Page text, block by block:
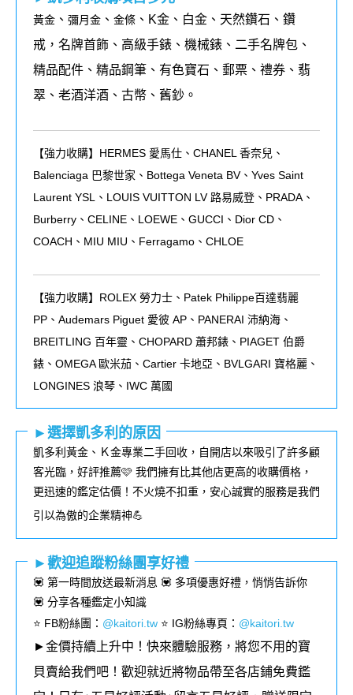
黃金 、 彌月金 、 金條 、K金、白金、天然鑽石、鑽
戒，名牌首飾、高級手錶、機械錶、二手名牌包、
精品配件、精品鋼筆、有色寶石、郵票、禮券、翡
翠、老酒洋酒、古幣、舊鈔。
【強力收購】HERMES 愛馬仕、CHANEL 香奈兒、
Balenciaga 巴黎世家、Bottega Veneta BV、Yves Saint
Laurent YSL、LOUIS VUITTON LV 路易威登、PRADA、
Burberry、CELINE、LOEWE、GUCCI、Dior CD、
COACH、MIU MIU、Ferragamo、CHLOE
【強力收購】ROLEX 勞力士、 Patek Philippe百達翡麗
PP 、 Audemars Piguet 愛彼 AP 、 PANERAI 沛納海、
BREITLING 百年靈、 CHOPARD 蕭邦錶、 PIAGET 伯爵
錶、 OMEGA歐米茄、 Cartier 卡地亞、 BVLGARI 寶格麗、
LONGINES 浪琴、 IWC 萬國
►選擇凱多利的原因
凱多利黃金、Ｋ金專業二手回收，自開店以來吸引了許多顧
客光臨，好評推薦🩷 我們擁有比其他店更高的收購價格，
更迅速的鑑定估價！不火燒不扣重，安心誠實的服務是我們
引以為傲的企業精神💪
►歡迎追蹤粉絲團享好禮
💟 第一時間放送最新消息 💟 多項優惠好禮，悄悄告訴你
💟 分享各種鑑定小知識
⭐️ FB粉絲團 ： @kaitori.tw ⭐️ IG粉絲專頁 ： @kaitori.tw
►金價持續上升中！快來體驗服務，將您不用的寶
貝賣給我們吧！歡迎就近將物品帶至各店鋪免費鑑